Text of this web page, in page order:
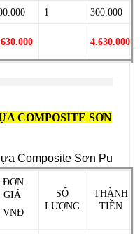
1 300.000
4.630.000
COMPOSITE SƠN
Composite Sơn Pu
ĐƠN
GIÁ
VNĐ
SỐ
LƯỢNG
THÀNH
TIỀN